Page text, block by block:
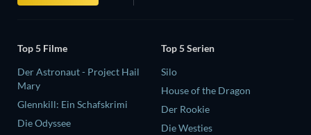
Top 5 Filme
Der Astronaut - Project Hail
Mary
Glennkill: Ein Schafskrimi
Die Odyssee
Top 5 Serien
Silo
House of the Dragon
Der Rookie
Die Westies